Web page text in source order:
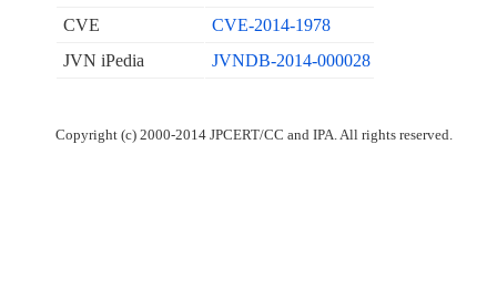
CVE
CVE-2014-1978
JVN iPedia
JVNDB-2014-000028
Copyright (c) 2000-2014 JPCERT/CC and IPA. All rights reserved.